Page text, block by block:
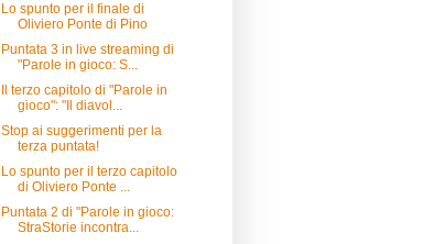
Lo spunto per il finale di
Oliviero Ponte di Pino
Puntata 3 in live streaming di
"Parole in gioco: S...
Il terzo capitolo di "Parole in
gioco": "Il diavol...
Stop ai suggerimenti per la
terza puntata!
Lo spunto per il terzo capitolo
di Oliviero Ponte ...
Puntata 2 di "Parole in gioco:
StraStorie incontra...